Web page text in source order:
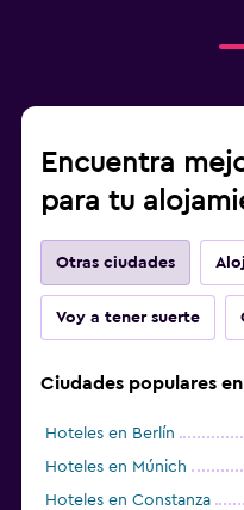
Encuentra
para tu
Otras ciudades
Voy a tener suerte
Ciudades populares
Hoteles en Berlín
Hoteles en Múnich
Hoteles en Constanza